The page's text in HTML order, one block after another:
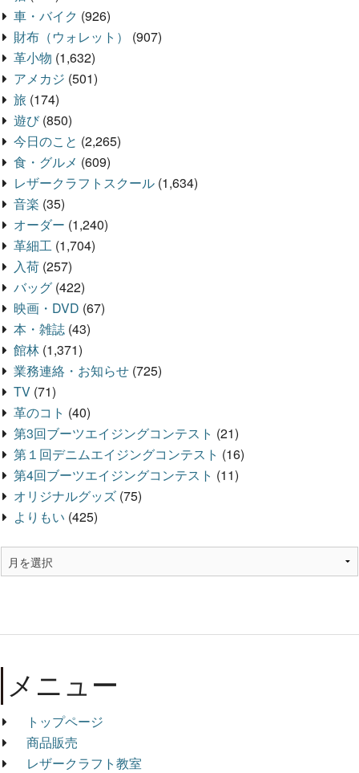
車・バイク (926)
財布（ウォレット）
(907)
革小物 (1,632)
アメカジ (501)
旅 (174)
遊び(850)
今日のこと (2,265)
食・グルメ (609)
レザークラフトスクール (1,634)
音楽 (35)
オーダー (1,240)
革細工 (1,704)
入荷 (257)
バッグ (422)
映画・DVD (67)
本・雑誌 (43)
館林 (1,371)
業務連絡・お知らせ (725)
TV (71)
革のコト (40)
第3回ブーツエイジングコンテスト (21)
第１回デニムエイジングコンテスト (16)
第4回ブーツエイジングコンテスト (11)
オリジナルグッズ (75)
よりもい (425)
メニュー
トップページ
商品販売
レザークラフト教室